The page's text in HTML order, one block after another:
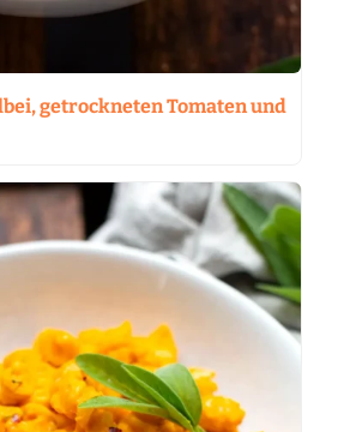
getrockneten Tomaten und